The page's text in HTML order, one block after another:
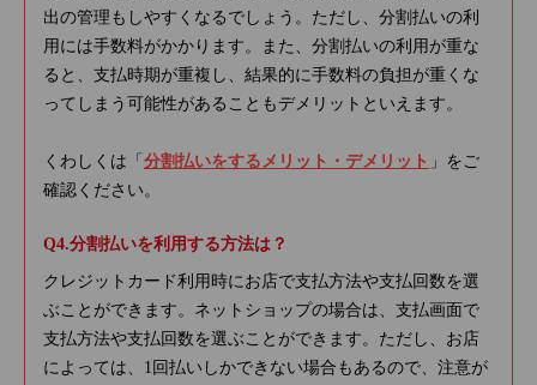
出の管理もしやすくなるでしょう。ただし、分割払いの利
用には手数料がかかります。また、分割払いの利用が重な
ると、支払時期が重複し、結果的に手数料の負担が重くな
ってしまう可能性があることもデメリットといえます。
くわしくは「 分割払いをするメリット・デメリット 」をご
確認ください。
分割払いを利用する方法は？
クレジットカード利用時にお店で支払方法や支払回数を選
ぶことができます。ネットショップの場合は、支払画面で
支払方法や支払回数を選ぶことができます。ただし、お店
によっては、1回払いしかできない場合もあるので、注意が